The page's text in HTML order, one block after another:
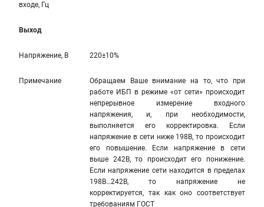
входе, Гц
Выход
Напряжение, В 220±10%
Примечание
Обращаем Ваше внимание на то, что при
работе ИБП в режиме «от сети» происходит
непрерывное измерение входного
напряжения, и, при необходимости,
выполняется его корректировка. Если
напряжение в сети ниже 198В, то происходит
его повышение. Если напряжение в сети
выше 242В, то происходит его понижение.
Если напряжение сети находится в пределах
198В…242В, то напряжение не
корректируется, так как оно соответствует
требованиям ГОСТ